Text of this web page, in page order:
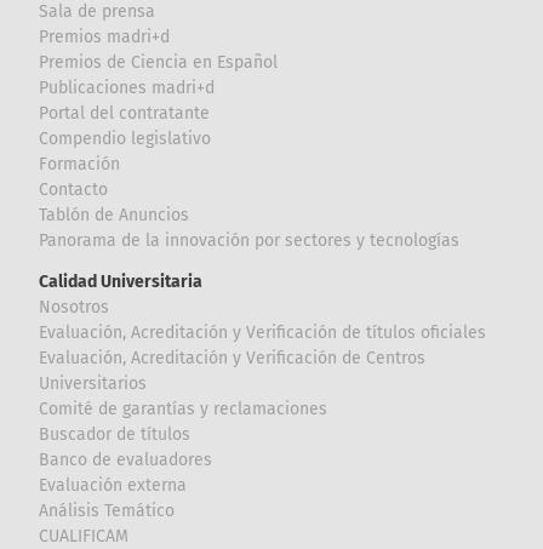
Sala de prensa
Premios madri+d
Premios de Ciencia en Español
Publicaciones madri+d
Portal del contratante
Compendio legislativo
Formación
Contacto
Tablón de Anuncios
Panorama de la innovación por sectores y tecnologías
Calidad Universitaria
Nosotros
Evaluación, Acreditación y Verificación de títulos oficiales
Evaluación, Acreditación y Verificación de Centros
Universitarios
Comité de garantías y reclamaciones
Buscador de títulos
Banco de evaluadores
Evaluación externa
Análisis Temático
CUALIFICAM